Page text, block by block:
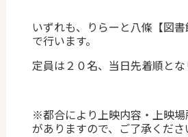
いずれも、りらーと八條【図
で行います。
定員は２０名、当日先着順とな
※都合により上映内容・上映
がありますので、ご了承くださ